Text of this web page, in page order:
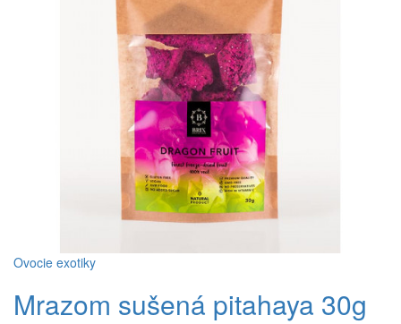
Ovocie exotiky
Mrazom sušená pitahaya 30g